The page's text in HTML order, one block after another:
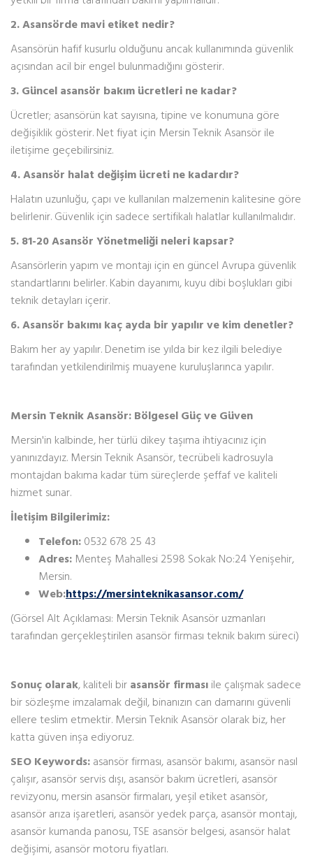
2. Asansörde mavi etiket nedir?
Asansörün hafif kusurlu olduğunu ancak kullanımında güvenlik
açısından acil bir engel bulunmadığını gösterir.
3. Güncel asansör bakım ücretleri ne kadar?
Ücretler; asansörün kat sayısına, tipine ve konumuna göre
değişiklik gösterir. Net fiyat için Mersin Teknik Asansör ile
iletişime geçebilirsiniz.
4. Asansör halat değişim ücreti ne kadardır?
Halatın uzunluğu, çapı ve kullanılan malzemenin kalitesine göre
belirlenir. Güvenlik için sadece sertifikalı halatlar kullanılmalıdır.
5. 81-20 Asansör Yönetmeliği neleri kapsar?
Asansörlerin yapım ve montajı için en güncel Avrupa güvenlik
standartlarını belirler. Kabin dayanımı, kuyu dibi boşlukları gibi
teknik detayları içerir.
6. Asansör bakımı kaç ayda bir yapılır ve kim denetler?
Bakım her ay yapılır. Denetim ise yılda bir kez ilgili belediye
tarafından yetkilendirilmiş muayene kuruluşlarınca yapılır.
Mersin Teknik Asansör: Bölgesel Güç ve Güven
Mersin'in kalbinde, her türlü dikey taşıma ihtiyacınız için
yanınızdayız. Mersin Teknik Asansör, tecrübeli kadrosuyla
montajdan bakıma kadar tüm süreçlerde şeffaf ve kaliteli
hizmet sunar.
İletişim Bilgilerimiz:
Telefon: 0532 678 25 43
Adres: Menteş Mahallesi 2598 Sokak No:24 Yenişehir,
Mersin.
Web:https://mersinteknikasansor.com/
(Görsel Alt Açıklaması: Mersin Teknik Asansör uzmanları
tarafından gerçekleştirilen asansör firması teknik bakım süreci)
Sonuç olarak, kaliteli bir asansör firması ile çalışmak sadece
bir sözleşme imzalamak değil, binanızın can damarını güvenli
ellere teslim etmektir. Mersin Teknik Asansör olarak biz, her
katta güven inşa ediyoruz.
SEO Keywords: asansör firması, asansör bakımı, asansör nasıl
çalışır, asansör servis dışı, asansör bakım ücretleri, asansör
revizyonu, mersin asansör firmaları, yeşil etiket asansör,
asansör arıza işaretleri, asansör yedek parça, asansör montajı,
asansör kumanda panosu, TSE asansör belgesi, asansör halat
değişimi, asansör motoru fiyatları.